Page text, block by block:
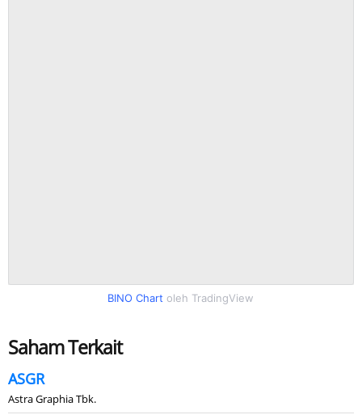
BINO Chart oleh TradingView
Saham Terkait
ASGR
Astra Graphia Tbk.